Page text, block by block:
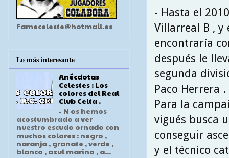
- Hasta el
Villarreal B , y
encontraría
después le
segunda
Paco Herrera .
Para la
vigués busca
conseguir
y el técnico
Fameceleste@hotmail.es
Lo más interesante
Anécdotas
Celestes : Los
colores del Real
Club Celta .
- N os hemos
acostumbrado a ver
nuestro escudo ornado con
muchos colores : negro ,
naranja , granate , verde ,
blanco , azul marino , a...